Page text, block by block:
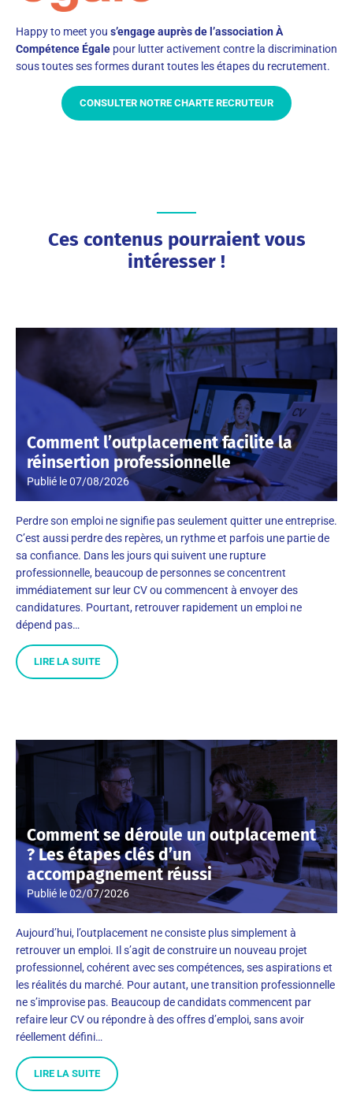
Happy to meet you s’engage auprès de l’association À
Compétence Égale pour lutter activement contre la discrimination
sous toutes ses formes durant toutes les étapes du recrutement.
CONSULTER NOTRE CHARTE RECRUTEUR
Ces contenus pourraient vous
intéresser !
Comment l’outplacement facilite la
réinsertion professionnelle
Publié le07/08/2026
Perdre son emploi ne signifie pas seulement quitter une entreprise.
C’est aussi perdre des repères, un rythme et parfois une partie de
sa confiance. Dans les jours qui suivent une rupture
professionnelle, beaucoup de personnes se concentrent
immédiatement sur leur CV ou commencent à envoyer des
candidatures. Pourtant, retrouver rapidement un emploi ne
dépend pas…
LIRE LA SUITE
Comment se déroule un outplacement
? Les étapes clés d’un
accompagnement réussi
Publié le02/07/2026
Aujourd’hui, l’outplacement ne consiste plus simplement à
retrouver un emploi. Il s’agit de construire un nouveau projet
professionnel, cohérent avec ses compétences, ses aspirations et
les réalités du marché. Pour autant, une transition professionnelle
ne s’improvise pas. Beaucoup de candidats commencent par
refaire leur CV ou répondre à des offres d’emploi, sans avoir
réellement défini…
LIRE LA SUITE